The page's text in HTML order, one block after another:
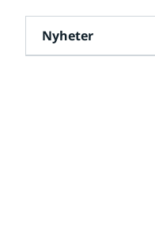
Nyheter